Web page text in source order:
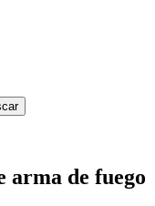
arma de fuego